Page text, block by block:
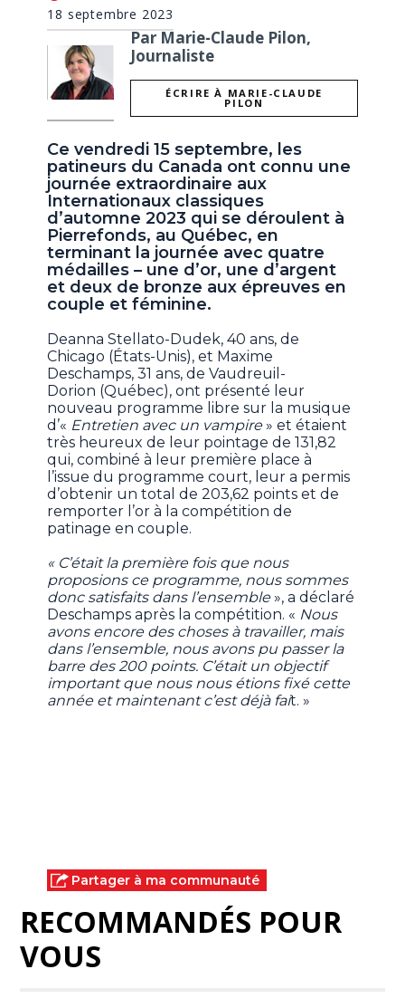
18 septembre 2023
Par Marie-Claude Pilon,
Journaliste
ÉCRIRE À MARIE-CLAUDE
PILON
Ce vendredi 15 septembre, les
patineurs du Canada ont connu une
journée extraordinaire aux
Internationaux classiques
d’automne 2023 qui se déroulent à
Pierrefonds, au Québec, en
terminant la journée avec quatre
médailles – une d’or, une d’argent
et deux de bronze aux épreuves en
couple et féminine.
Deanna Stellato-Dudek, 40 ans, de
Chicago (États-Unis), et Maxime
Deschamps, 31 ans, de Vaudreuil-
Dorion (Québec), ont présenté leur
nouveau programme libre sur la musique
d’« Entretien avec un vampire» et étaient
très heureux de leur pointage de 131,82
qui, combiné à leur première place à
l’issue du programme court, leur a permis
d’obtenir un total de 203,62 points et de
remporter l’or à la compétition de
patinage en couple.
« C’était la première fois que nous
proposions ce programme, nous sommes
donc satisfaits dans l’ensemble», a déclaré
Deschamps après la compétition. « Nous
avons encore des choses à travailler, mais
dans l’ensemble, nous avons pu passer la
barre des 200 points. C’était un objectif
important que nous nous étions fixé cette
année et maintenant c’est déjà fait. »
Partager à ma communauté
RECOMMANDÉS POUR
VOUS